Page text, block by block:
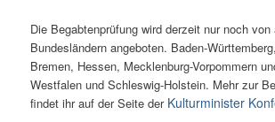
Die Begabtenprüfung wird derzeit nur noch von
Bundesländern angeboten. Baden-
Bremen, Hessen, Mecklenburg-Vorpommern
Westfalen und Schleswig-Holstein. Mehr zur
findet ihr auf der Seite der Kulturminister